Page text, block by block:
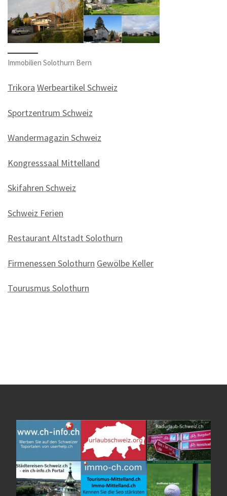
Immobilien Solothurn Bern
Trikora Werbeartikel Schweiz
Sportzentrum Schweiz
Wandermagazin Schweiz
Kongresssaal Mittelland
Skifahren Schweiz
Schweiz Ferien
Restaurant Altstadt Solothurn
Firmenessen Solothurn Gewölbe Keller
Tourusmus Solothurn